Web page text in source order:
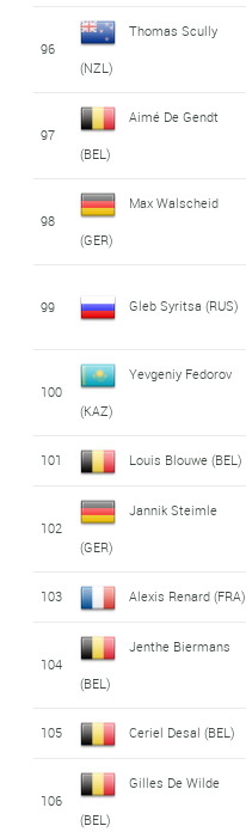
96
Thomas Scully
(NZL)
97
Aimé De Gendt
(BEL)
98
Max Walscheid
(GER)
99 Gleb Syritsa (RUS)
100
Yevgeniy Fedorov
(KAZ)
101 Louis Blouwe (BEL)
102
Jannik Steimle
(GER)
103 Alexis Renard (FRA)
104
Jenthe Biermans
(BEL)
105 Ceriel Desal (BEL)
106
Gilles De Wilde
(BEL)